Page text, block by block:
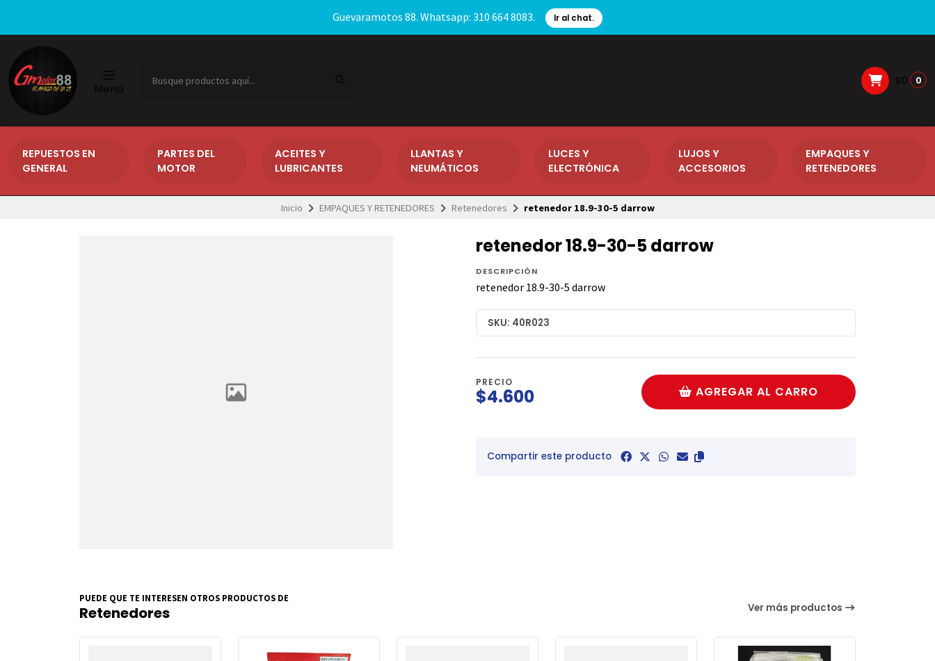
Guevaramotos 88. Whatsapp: 310 664 8083. Ir al chat.
0
REPUESTOS EN
GENERAL
PARTES DEL
MOTOR
ACEITES Y
LUBRICANTES
LLANTAS Y
NEUMÁTICOS
LUCES Y
ELECTRÓNICA
LUJOS Y
ACCESORIOS
EMPAQUES Y
RETENEDORES
Inicio EMPAQUES Y RETENEDORES Retenedores retenedor 18.9-30-5 darrow
retenedor 18.9-30-5 darrow
DESCRIPCIÓN
retenedor 18.9-30-5 darrow
SKU: 40R023
PRECIO
$4.600 AGREGAR AL CARRO
Compartir este producto
PUEDE QUE TE INTERESEN OTROS PRODUCTOS DE
Retenedores Ver más productos